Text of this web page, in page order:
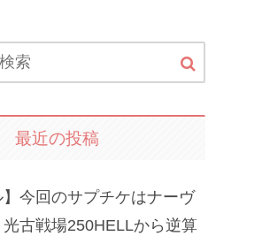
最近の投稿
】今回のサプチケはナーヴ
光古戦場250HELLから逆算